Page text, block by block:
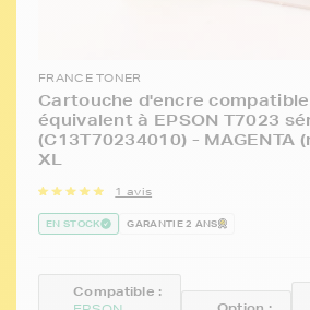
FRANCE TONER
Cartouche d'encre
équivalent à EPSON T7023
(C13T70234010) - MAGENTA
XL
1 avis
EN STOCK GARANTIE 2 ANS
Compatible :